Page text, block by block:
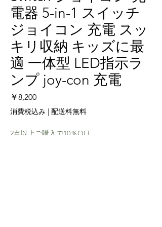
電器 5-in-1 スイッチ
ジョイコン 充電 スッ
キリ収納 キッズに最
適 一体型 LED指示ラ
ンプ joy-con 充電
￥8,200価格
消費税込み | 配送料無料
2点以上ご購入で10％OFF